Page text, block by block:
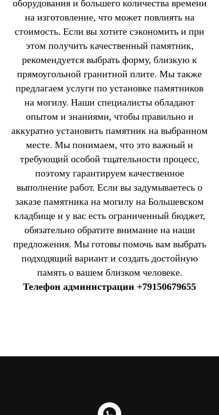
оборудования и большего количества времени
на изготовление, что может повлиять на
стоимость. Если вы хотите сэкономить и при
этом получить качественный памятник,
рекомендуется выбрать форму, близкую к
прямоугольной гранитной плите. Мы также
предлагаем услуги по установке памятников
на могилу. Наши специалисты обладают
опытом и знаниями, чтобы правильно и
аккуратно установить памятник на выбранном
месте. Мы понимаем, что это важный и
требующий особой тщательности процесс,
поэтому гарантируем качественное
выполнение работ. Если вы задумываетесь о
заказе памятника на могилу на Большевском
кладбище и у вас есть ограниченный бюджет,
обязательно обратите внимание на наши
предложения. Мы готовы помочь вам выбрать
подходящий вариант и создать достойную
память о вашем близком человеке.
Телефон администрации +79150679655